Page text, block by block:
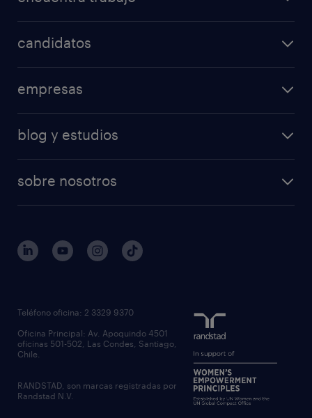
candidatos
empresas
blog y estudios
sobre nosotros
Teléfono oficina: 2 3329 9370
Oficina Principal: Av. Apoquindo 4501
oficinas 501-502, Las Condes, Santiago,
Chile.
RANDSTAD, son marcas registradas por
Randstad N.V.